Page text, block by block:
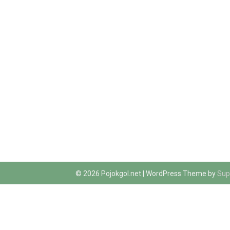
© 2026 Pojokgol.net | WordPress Theme by